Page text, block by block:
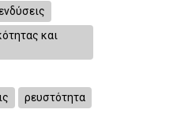
και
ρευστότητα